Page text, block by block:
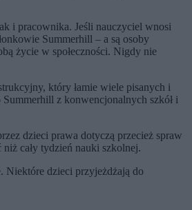
i pracownika. Jeśli nauczyciel wnosi
Summerhill – a są osoby
życie w społeczności. Nigdy nie
który łamie wiele pisanych i
z konwencjonalnych szkół i
dzieci prawa dotyczą przecież spraw
cały tydzień nauki szkolnej.
Niektóre dzieci przyjeżdżają do